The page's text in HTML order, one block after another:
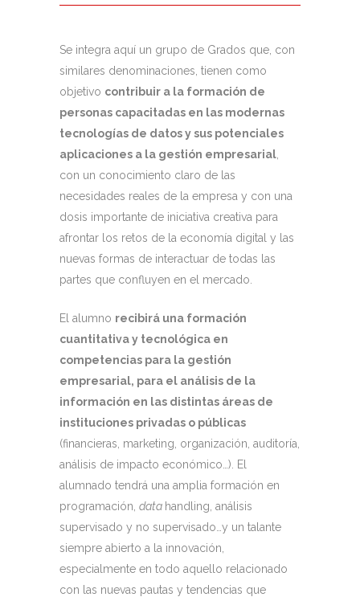
Se integra aquí un grupo de Grados que, con
similares denominaciones, tienen como
objetivo contribuir a la formación de
personas capacitadas en las modernas
tecnologías de datos y sus potenciales
aplicaciones a la gestión empresarial
con un conocimiento claro de las
necesidades reales de la empresa y con una
dosis importante de iniciativa creativa para
afrontar los retos de la economía digital y las
nuevas formas de interactuar de todas las
partes que confluyen en el mercado.
El alumno recibirá una formación
cuantitativa y tecnológica en
competencias para la gestión
empresarial, para el análisis de la
información en las distintas áreas de
instituciones privadas o públicas
(financieras, marketing, organización, auditoría,
análisis de impacto económico…). El
alumnado tendrá una amplia formación en
programación, data handling, análisis
supervisado y no supervisado…y un talante
siempre abierto a la innovación,
especialmente en todo aquello relacionado
con las nuevas pautas y tendencias que